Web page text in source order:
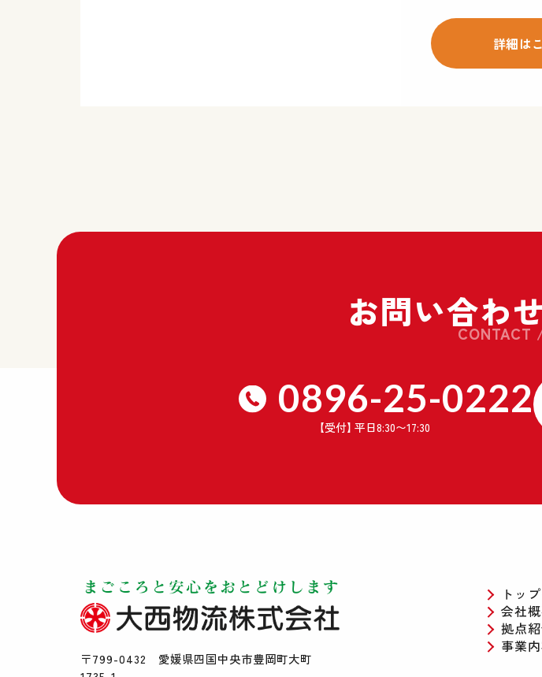
詳細は
お問い合わ
CONTACT
0896-25-0222
【受付】 平日8:30〜17:30
〒799-0432 愛媛県四国中央市豊岡町大町
トッ
会社
拠点
事業